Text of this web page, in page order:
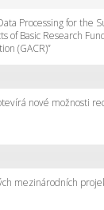
Processing for the
of Basic Research
(GACR)”
nové možnosti
mezinárodních